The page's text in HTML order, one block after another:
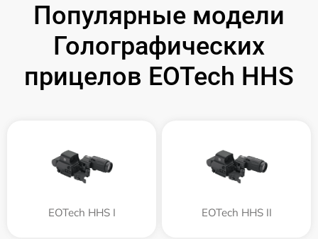
Популярные модели
Голографических
прицелов EOTech HHS
EOTech HHS I EOTech HHS II